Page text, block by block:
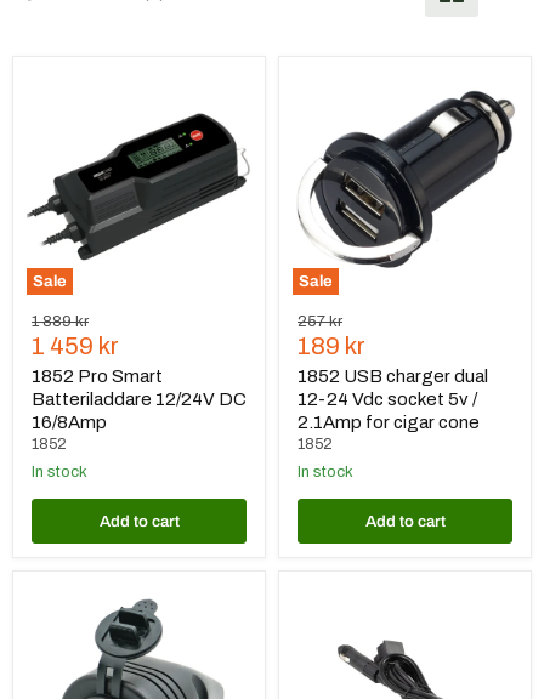
Sale
Batteriladdare
16/8Amp
Original
price
1 889 kr
Current
price
1 459 kr
1852 Pro Smart
Batteriladdare 12/24V DC
16/8Amp
1852
In stock
Add to cart
Sale
24
Vdc
socket
5v
2.1Amp
for
cigar
cone
Original
price
257 kr
Current
price
189 kr
1852 USB charger dual
12-24 Vdc socket 5v /
2.1Amp for cigar cone
1852
In stock
Add to cart
Socket